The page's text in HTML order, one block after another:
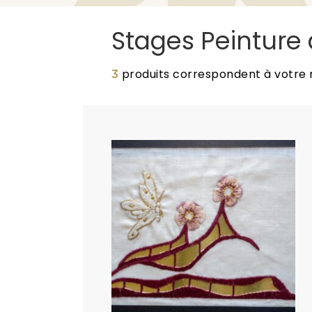
Stages Peinture
3 produits correspondent à votre